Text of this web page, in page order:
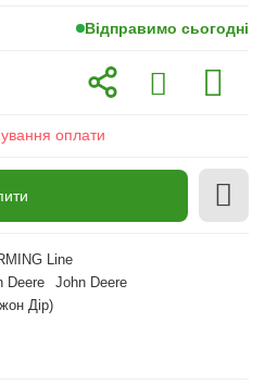
Відправимо сьогодні
оплати
Line
Deere
John Deere
Дір)